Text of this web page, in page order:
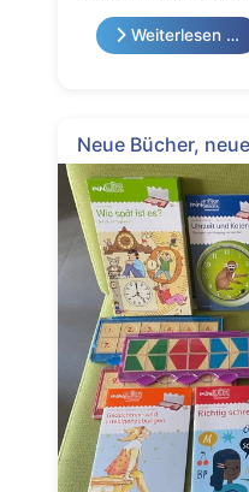
Weiterlesen …
Neue Bücher,